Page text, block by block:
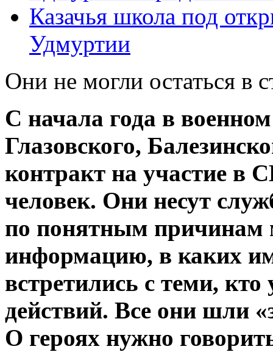
Казачья школа под
Удмуртии
Они не могли остаться
С начала года в
Глазовского,
контракт на участие в
человек. Они несут
по понятным
информацию, в каких
встретились с теми,
действий. Все они шли
О героях нужно